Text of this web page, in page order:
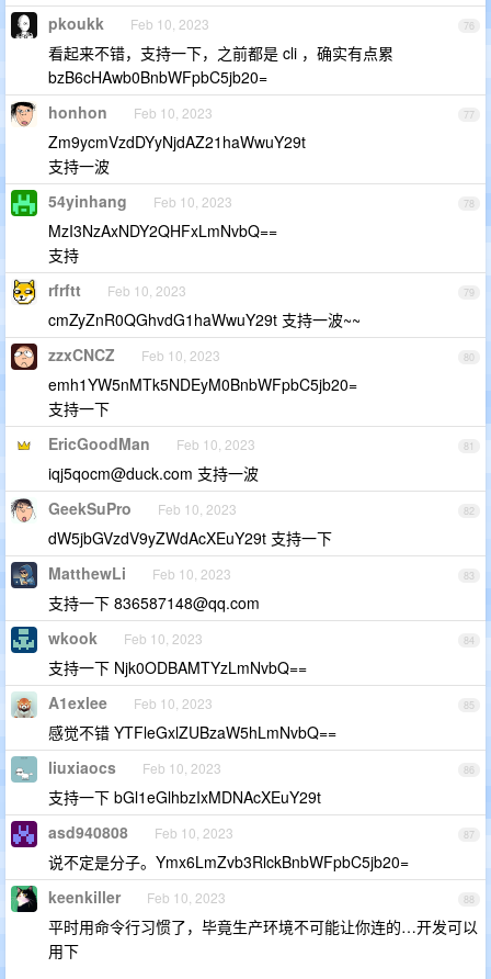
76
pkoukk Feb 10, 2023
看起来不错，支持一下，之前都是 cli ，确实有点累
bzB6cHAwb0BnbWFpbC5jb20=
77
honhon Feb 10, 2023
Zm9ycmVzdDYyNjdAZ21haWwuY29t
支持一波
78
54yinhang Feb 10, 2023
MzI3NzAxNDY2QHFxLmNvbQ==
支持
79
rfrftt Feb 10, 2023
cmZyZnR0QGhvdG1haWwuY29t 支持一波~~
80
zzxCNCZ Feb 10, 2023
emh1YW5nMTk5NDEyM0BnbWFpbC5jb20=
支持一下
81
EricGoodMan Feb 10, 2023
iqj5qocm@duck.com 支持一波
82
GeekSuPro Feb 10, 2023
dW5jbGVzdV9yZWdAcXEuY29t 支持一下
83
MatthewLi Feb 10, 2023
支持一下 836587148@qq.com
84
wkook Feb 10, 2023
支持一下 Njk0ODBAMTYzLmNvbQ==
85
A1exlee Feb 10, 2023
感觉不错 YTFleGxlZUBzaW5hLmNvbQ==
86
liuxiaocs Feb 10, 2023
支持一下 bGl1eGlhbzIxMDNAcXEuY29t
87
asd940808 Feb 10, 2023
说不定是分子。Ymx6LmZvb3RlckBnbWFpbC5jb20=
88
keenkiller Feb 10, 2023
平时用命令行习惯了，毕竟生产环境不可能让你连的…开发可以
用下